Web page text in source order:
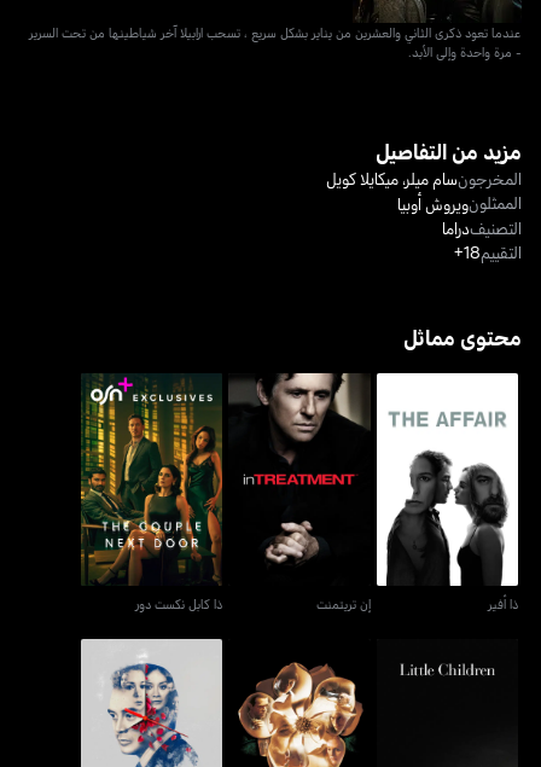
عندما تعود ذكرى الثاني والعشرين من يناير بشكل سريع ، تسحب ارابيلا آخر شياطينها من تحت السرير
- مرة واحدة وإلى الأبد.
مزيد من التفاصيل
المخرجونسام ميلر،ميكايلا كويل
الممثلونويروش أوبيا
التصنيفدراما
التقييم18+
محتوى مماثل
ذا أفير
ذا أفير
إن تريتمنت
إن تريتمنت
ذا كابل نكست دور
ذا كابل نكست دور
ماغنوليا
ناغاليت آنغ بوان سا هابا إنغ
غابي